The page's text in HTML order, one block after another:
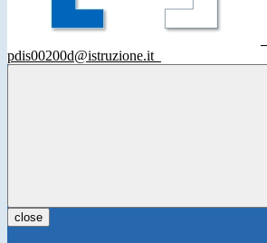
pdis00200d@istruzione.it
close